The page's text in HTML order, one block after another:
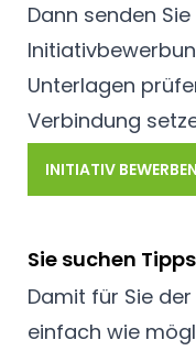
Dann senden
Unterlagen
Verbindung
INITIATIV BEWERBEN
Sie suchen
Damit für Sie
einfach wie